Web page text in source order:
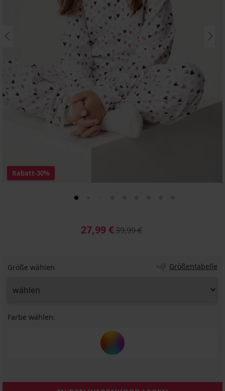
Rabatt-30%
27,99 €39,99 €
Größe wählen Größentabelle
Farbe wählen: